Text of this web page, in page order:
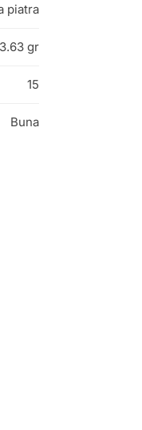
piatra
3.63 gr
15
Buna